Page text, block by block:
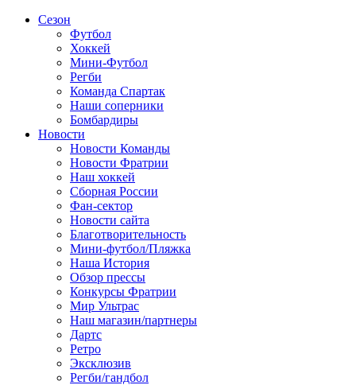
Сезон
Футбол
Хоккей
Мини-Футбол
Регби
Команда Спартак
Наши соперники
Бомбардиры
Новости
Новости Команды
Новости Фратрии
Наш хоккей
Сборная России
Фан-cектор
Новости сайта
Благотворительность
Мини-футбол/Пляжка
Наша История
Обзор прессы
Конкурсы Фратрии
Мир Ультрас
Наш магазин/партнеры
Дартс
Ретро
Эксклюзив
Регби/гандбол